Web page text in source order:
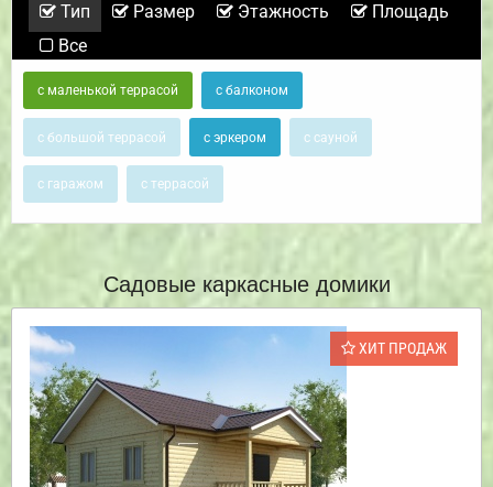
Тип Размер Этажность
Площадь
Все
с маленькой террасой с балконом
с большой террасой с эркером с сауной
с гаражом с террасой
Садовые каркасные домики
ХИТ ПРОДАЖ